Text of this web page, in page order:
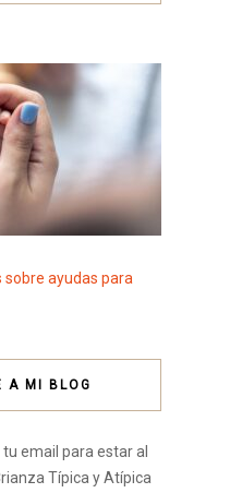
sobre ayudas para
A MI BLOG
email para estar al
Típica y Atípica